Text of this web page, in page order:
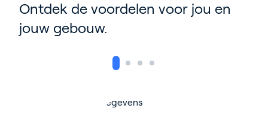
Ontdek de voordelen voor jou en
jouw gebouw.